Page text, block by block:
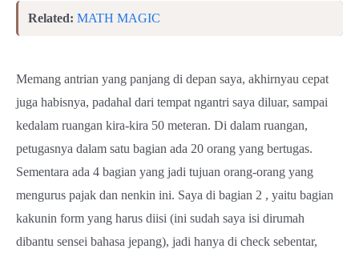
Related: MATH MAGIC
Memang antrian yang panjang di depan saya, akhirnyau cepat
juga habisnya, padahal dari tempat ngantri saya diluar, sampai
kedalam ruangan kira-kira 50 meteran. Di dalam ruangan,
petugasnya dalam satu bagian ada 20 orang yang bertugas.
Sementara ada 4 bagian yang jadi tujuan orang-orang yang
mengurus pajak dan nenkin ini. Saya di bagian 2 , yaitu bagian
kakunin form yang harus diisi (ini sudah saya isi dirumah
dibantu sensei bahasa jepang), jadi hanya di check sebentar,